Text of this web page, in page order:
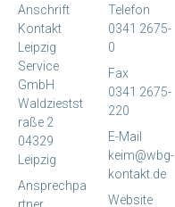
Anschrift
Kontakt
Leipzig
Service
GmbH
Waldziestst
raße 2
04329
Leipzig
Ansprechpa
Telefon
0341 2675-
0
Fax
0341 2675-
220
E-Mail
keim@wbg-
kontakt.de
Website